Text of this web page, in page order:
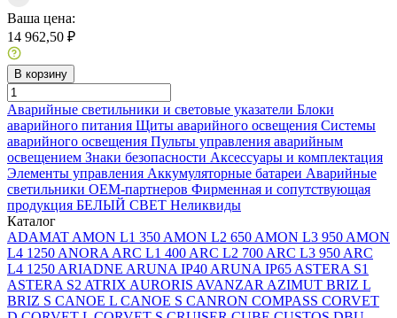
Ваша цена:
14 962,50 ₽
В корзину
Аварийные светильники и световые указатели Блоки
аварийного питания Щиты аварийного освещения Системы
аварийного освещения Пульты управления аварийным
освещением Знаки безопасности Аксессуары и комплектация
Элементы управления Аккумуляторные батареи Аварийные
светильники ОЕМ-партнеров Фирменная и сопутствующая
продукция БЕЛЫЙ СВЕТ Неликвиды
Каталог
ADAMAT AMON L1 350 AMON L2 650 AMON L3 950 AMON
L4 1250 ANORA ARC L1 400 ARC L2 700 ARC L3 950 ARC
L4 1250 ARIADNE ARUNA IP40 ARUNA IP65 ASTERA S1
ASTERA S2 ATRIX AURORIS AVANZAR AZIMUT BRIZ L
BRIZ S CANOE L CANOE S CANRON COMPASS CORVET